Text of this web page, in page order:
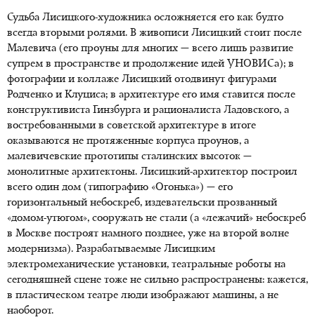
Судьба Лисицкого-художника осложняется его как будто
всегда вторыми ролями. В живописи Лисицкий стоит после
Малевича (его проуны для многих — всего лишь развитие
супрем в пространстве и продолжение идей УНОВИСа); в
фотографии и коллаже Лисицкий отодвинут фигурами
Родченко и Клуциса; в архитектуре его имя ставится после
конструктивиста Гинзбурга и рационалиста Ладовского, а
востребованными в советской архитектуре в итоге
оказываются не протяженные корпуса проунов, а
малевичевские прототипы сталинских высоток —
монолитные архитектоны. Лисицкий-архитектор построил
всего один дом (типографию «Огонька») — его
горизонтальный небоскреб, издевательски прозванный
«домом-утюгом», сооружать не стали (а «лежачий» небоскреб
в Москве построят намного позднее, уже на второй волне
модернизма). Разрабатываемые Лисицким
электромеханические установки, театральные роботы на
сегодняшней сцене тоже не сильно распространены: кажется,
в пластическом театре люди изображают машины, а не
наоборот.